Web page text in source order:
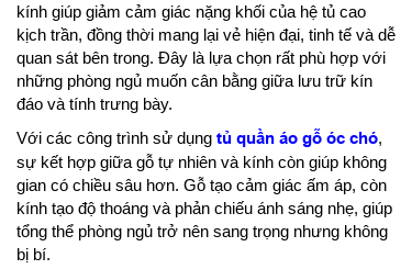
kính giúp giảm cảm giác nặng khối của hệ tủ cao
kịch trần, đồng thời mang lại vẻ hiện đại, tinh tế và dễ
quan sát bên trong. Đây là lựa chọn rất phù hợp với
những phòng ngủ muốn cân bằng giữa lưu trữ kín
đáo và tính trưng bày.
Với các công trình sử dụng tủ quần áo gỗ óc chó,
sự kết hợp giữa gỗ tự nhiên và kính còn giúp không
gian có chiều sâu hơn. Gỗ tạo cảm giác ấm áp, còn
kính tạo độ thoáng và phản chiếu ánh sáng nhẹ, giúp
tổng thể phòng ngủ trở nên sang trọng nhưng không
bị bí.